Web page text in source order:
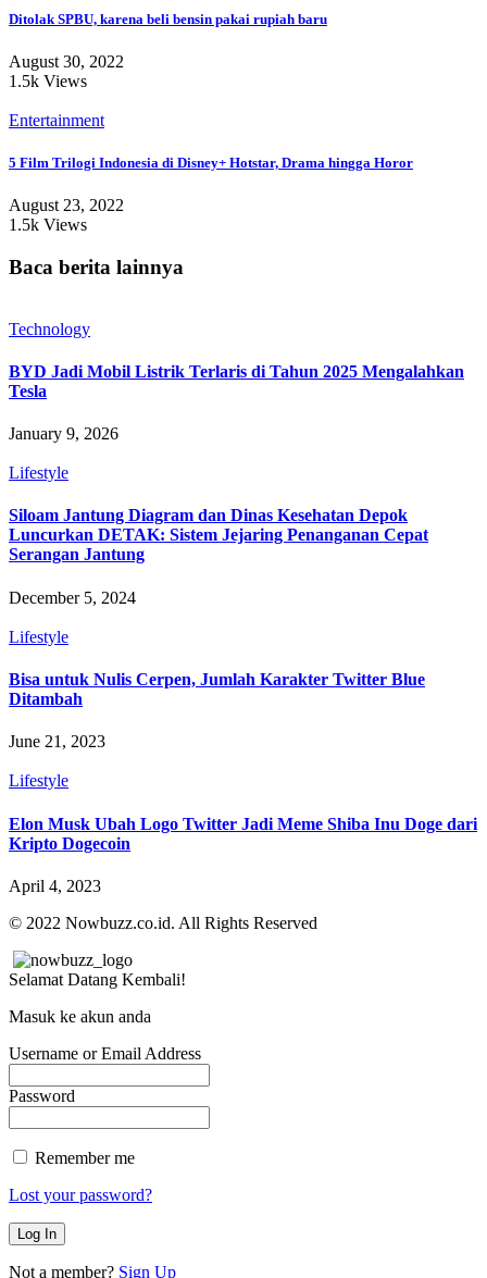
Ditolak SPBU, karena beli bensin pakai rupiah baru
August 30, 2022
1.5k Views
Entertainment
5 Film Trilogi Indonesia di Disney+ Hotstar, Drama hingga Horor
August 23, 2022
1.5k Views
Baca berita lainnya
Technology
BYD Jadi Mobil Listrik Terlaris di Tahun 2025 Mengalahkan
Tesla
January 9, 2026
Lifestyle
Siloam Jantung Diagram dan Dinas Kesehatan Depok
Luncurkan DETAK: Sistem Jejaring Penanganan Cepat
Serangan Jantung
December 5, 2024
Lifestyle
Bisa untuk Nulis Cerpen, Jumlah Karakter Twitter Blue
Ditambah
June 21, 2023
Lifestyle
Elon Musk Ubah Logo Twitter Jadi Meme Shiba Inu Doge dari
Kripto Dogecoin
April 4, 2023
© 2022 Nowbuzz.co.id. All Rights Reserved
Selamat Datang Kembali!
Masuk ke akun anda
Username or Email Address
Password
Remember me
Lost your password?
Not a member? Sign Up